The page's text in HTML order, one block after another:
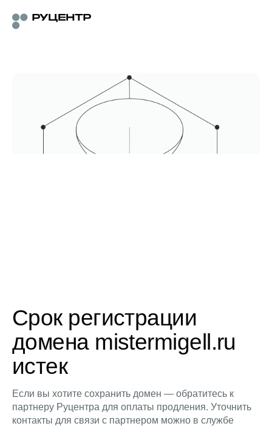
Срок регистрации
домена mistermigell.ru
истек
Если вы хотите сохранить домен — обратитесь к
партнеру Руцентра для оплаты продления. Уточнить
контакты для связи с партнером можно в службе